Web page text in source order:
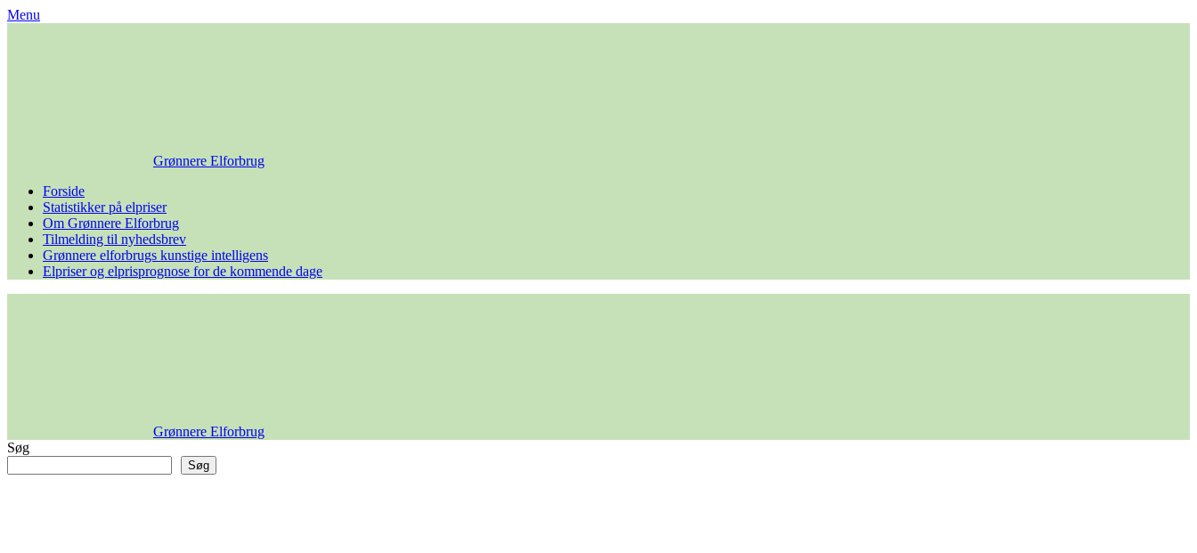
Skip
Menu
Grønnere Elforbrug
Forside
Statistikker på elpriser
Om Grønnere Elforbrug
Tilmelding til nyhedsbrev
Grønnere elforbrugs kunstige intelligens
Elpriser og elprisprognose for de kommende dage
Grønnere Elforbrug
Søg
Søg